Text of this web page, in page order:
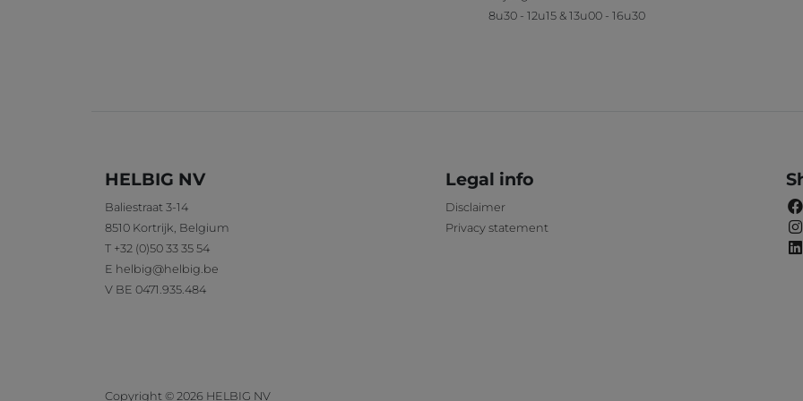
8u30 - 12u15 & 13u00 - 16u30
HELBIG NV
Baliestraat 3-14
8510 Kortrijk, Belgium
T +32 (0)50 33 35 54
E helbig@helbig.be
V BE 0471.935.484
Legal info
Disclaimer
Privacy statement
Copyright © 2026 HELBIG NV